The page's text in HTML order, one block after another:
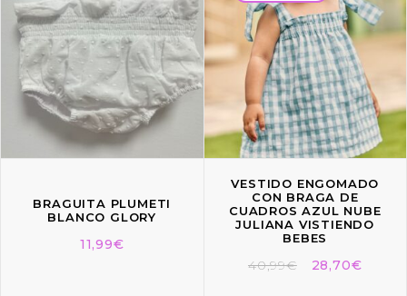
BRAGUITA PLUMETI
BLANCO GLORY
11,99€
VESTIDO ENGOMADO
CON BRAGA DE
CUADROS AZUL NUBE
JULIANA VISTIENDO
BEBES
40,99€ 28,70€